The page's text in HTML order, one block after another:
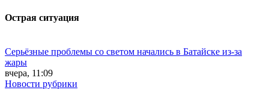
Острая ситуация
Серьёзные проблемы со светом начались в Батайске из-за
жары
вчера, 11:09
Новости рубрики